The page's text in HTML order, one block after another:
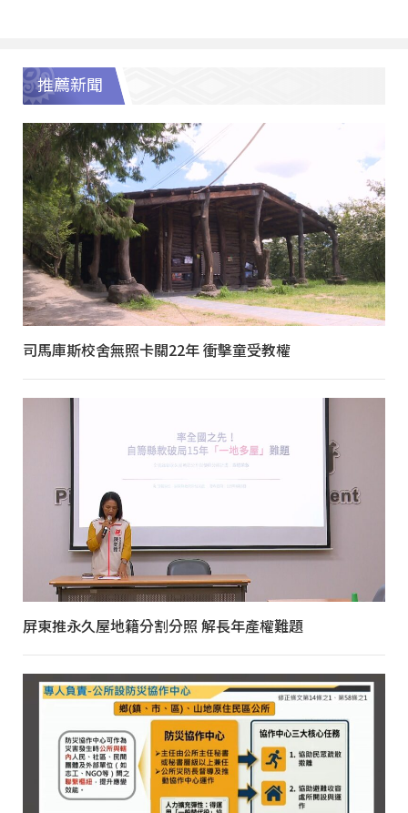
推薦新聞
司馬庫斯校舍無照卡關22年 衝擊童受教權
屏東推永久屋地籍分割分照 解長年產權難題